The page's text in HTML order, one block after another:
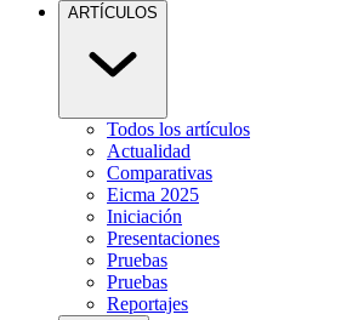
ARTÍCULOS
Todos los artículos
Actualidad
Comparativas
Eicma 2025
Iniciación
Presentaciones
Pruebas
Pruebas
Reportajes